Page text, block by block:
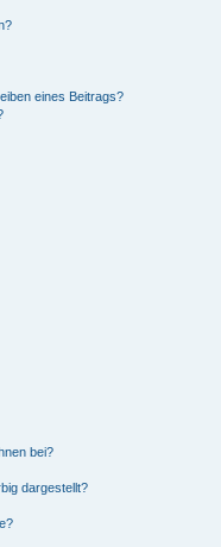
eines Beitrags?
bei?
dargestellt?